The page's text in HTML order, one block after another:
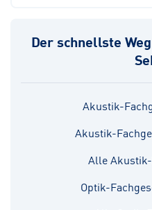
Der schnellste
Akustik-
Akustik-
Alle
Optik-